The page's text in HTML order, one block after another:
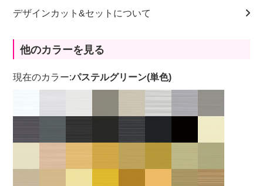
デザインカット&セットについて
他のカラーを見る
現在のカラー:パステルグリーン(単色)